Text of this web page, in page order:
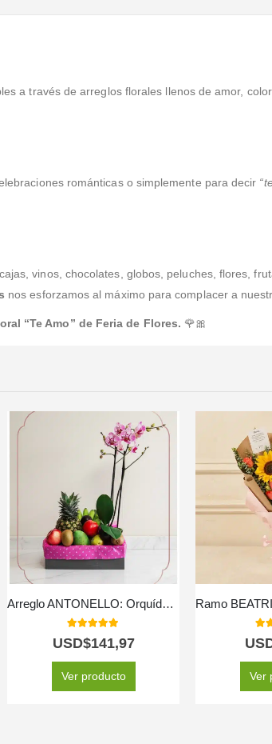
a través de arreglos florales llenos de amor,
románticas o simplemente para decir
vinos, chocolates, globos, peluches, flores,
nos esforzamos al máximo para complacer a
“Te Amo” de Feria de Flores. 🌹🎀
Arreglo ANTONELLO: Orquídea Phalaenopsis y Frutas Selectas 🌿
5.00out of 5
USD$141,97
Ver producto Ver